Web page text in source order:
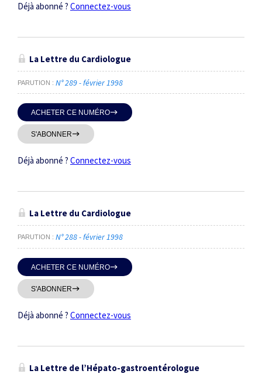
Déjà abonné ? Connectez-vous
La Lettre du Cardiologue
PARUTION N° 289 - février 1998
ACHETER CE NUMÉRO
S'ABONNER
Déjà abonné ? Connectez-vous
La Lettre du Cardiologue
PARUTION N° 288 - février 1998
ACHETER CE NUMÉRO
S'ABONNER
Déjà abonné ? Connectez-vous
La Lettre de l’Hépato-gastroentérologue